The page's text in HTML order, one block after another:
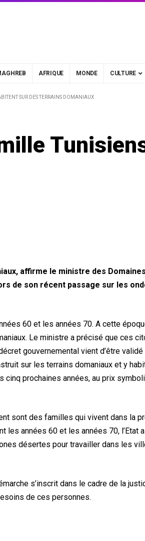
AFRIQUE MONDE CULTURE
SUR DES TERRAINS DOMANIAUX
affirme le ministre des
de son récent passage sur les
60 et les années 70. A cette
Le ministre a précisé que ces
gouvernemental vient d’être validé
sur les terrains domaniaux et y
cinq prochaines années, au prix
sont des familles qui vivent dans la
les années 60 et les années 70, l’Etat
désertes pour travailler dans les
s’inscrit dans le cadre de la
de ces personnes.